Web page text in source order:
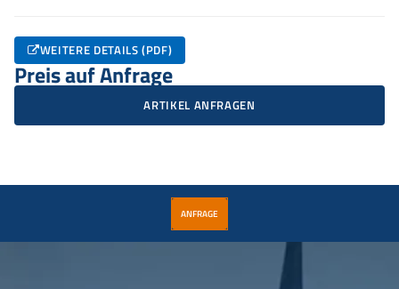
WEITERE DETAILS (PDF)
Preis auf Anfrage
ARTIKEL ANFRAGEN
ANFRAGE